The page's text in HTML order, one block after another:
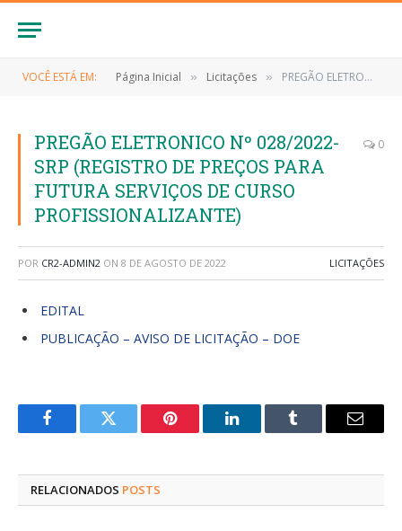
VOCÊ ESTÁ EM: Página Inicial » Licitações » PREGÃO ELETRONICO Nº 028/2022-SRP (REGISTRO DE PREÇOS PARA FUTURA SERVIÇOS DE CURSO PROFISSIONALIZANTE)
PREGÃO ELETRONICO Nº 028/2022-
SRP (REGISTRO DE PREÇOS PARA
FUTURA SERVIÇOS DE CURSO
PROFISSIONALIZANTE)
0
POR CR2-ADMIN2 ON 8 DE AGOSTO DE 2022 LICITAÇÕES
EDITAL
PUBLICAÇÃO – AVISO DE LICITAÇÃO – DOE
FacebookTwitter Pinterest LinkedInTumblr
E-
RELACIONADOS POSTS